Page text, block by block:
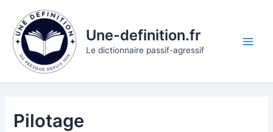
contenu
Une-definition.fr
Le dictionnaire passif-agressif
Pilotage